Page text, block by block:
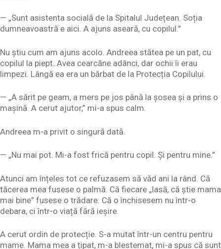
— „Sunt asistenta socială de la Spitalul Județean. Soția
dumneavoastră e aici. A ajuns aseară, cu copilul.”
Nu știu cum am ajuns acolo. Andreea stătea pe un pat, cu
copilul la piept. Avea cearcăne adânci, dar ochii îi erau
limpezi. Lângă ea era un bărbat de la Protecția Copilului.
— „A sărit pe geam, a mers pe jos până la șosea și a prins o
mașină. A cerut ajutor,” mi-a spus calm.
Andreea m-a privit o singură dată.
— „Nu mai pot. Mi-a fost frică pentru copil. Și pentru mine.”
Atunci am înțeles tot ce refuzasem să văd ani la rând. Că
tăcerea mea fusese o palmă. Că fiecare „lasă, că știe mama
mai bine” fusese o trădare. Că o închisesem nu într-o
debara, ci într-o viață fără ieșire.
A cerut ordin de protecție. S-a mutat într-un centru pentru
mame. Mama mea a țipat, m-a blestemat, mi-a spus că sunt